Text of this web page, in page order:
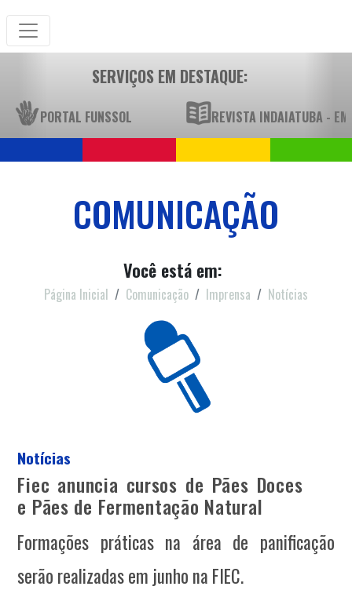
SERVIÇOS EM DESTAQUE:
PORTAL FUNSSOL REVISTA INDAIATUBA -
COMUNICAÇÃO
Você está em:
Página Inicial Comunicação Imprensa Notícias
Notícias
Fiec anuncia cursos de Pães Doces
e Pães de Fermentação Natural
Formações práticas na área de panificação
serão realizadas em junho na FIEC.